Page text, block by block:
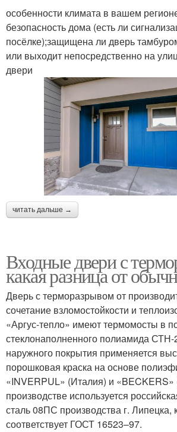
особенности климата в вашем
безопасность дома (есть ли
посёлке);защищена ли дверь
или выходит непосредственно на
двери
читать дальше →
Входные двери с
какая разница от
Дверь с терморазрывом от
сочетание взломостойкости и
«Аргус-тепло» имеют термомосты в
стеклонаполненного полиамида
наружного покрытия применяется
порошковая краска на основе
«INVERPUL» (Италия) и
производстве используется
сталь 08ПС производства г. Липецка,
соответствует ГОСТ 16523–97.